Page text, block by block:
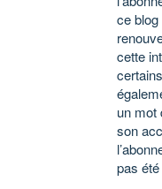
ce blog
cette
un mot
son
pas